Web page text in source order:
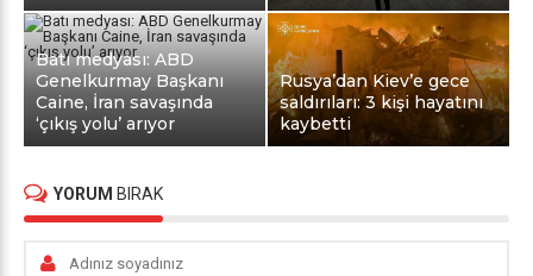
Batı medyası: ABD
Genelkurmay Başkanı
Caine, İran savaşında
‘çıkış yolu’ arıyor
Rusya’dan Kiev’e gece
saldırıları: 3 kişi hayatını
kaybetti
YORUM BIRAK